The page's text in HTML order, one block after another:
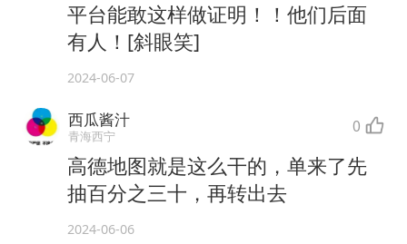
平台能敢这样做证明！！他们后面
有人！[斜眼笑]
2024-06-07
西瓜酱汁
青海西宁 0
高德地图就是这么干的，单来了先
抽百分之三十，再转出去
2024-06-06